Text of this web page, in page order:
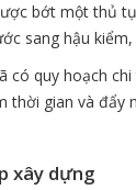
bớt một thủ
sang hậu
quy hoạch
thời gian và
xây dựng